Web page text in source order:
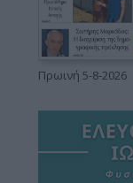
Πρωινή 5-8-2026